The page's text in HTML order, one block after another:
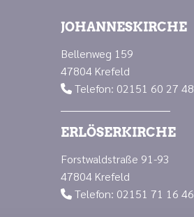
JOHANNESKIRCHE
Bellenweg 159
47804 Krefeld
 Telefon: 02151 60 27 48
ERLÖSERKIRCHE
Forstwaldstraße 91-93
47804 Krefeld
 Telefon: 02151 71 16 46